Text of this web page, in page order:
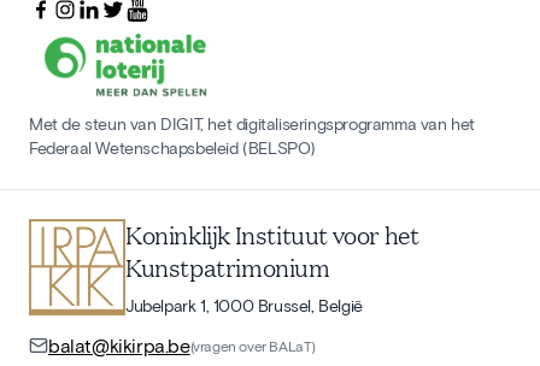
Met de steun van DIGIT, het digitaliseringsprogramma van het
Federaal Wetenschapsbeleid (BELSPO)
Koninklijk Instituut voor het
Kunstpatrimonium
Jubelpark 1, 1000 Brussel, België
balat@kikirpa.be(vragen over BALaT)